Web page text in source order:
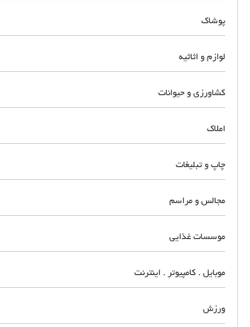
پوشاک
لوازم و اثاثیه
کشاورزی و حیوانات
املاک
چاپ و تبلیغات
مجالس و مراسم
موسسات غذایی
موبایل . کامپیوتر . اینترنت
ورزش